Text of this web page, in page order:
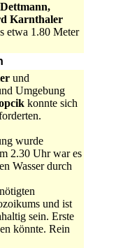
Karnthaler
etwa 1.80 Meter
und
Umgebung
konnte sich
wurde
2.30 Uhr war es
Wasser durch
und ist
sein. Erste
könnte. Rein